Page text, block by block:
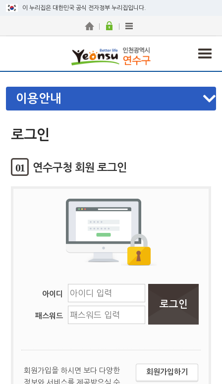
이 누리집은 대한민국 공식 전자정부 누리집입니다.
이용안내
로그인
01 연수구청 회원 로그인
아이디
패스워드
회원가입을 하시면 보다 다양한
정보와 서비스를 제공받으실 수
회원가입하기